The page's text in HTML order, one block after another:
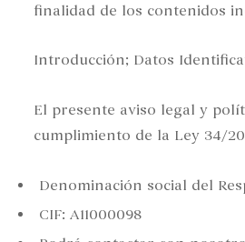
finalidad de los contenidos
Introducción; Datos
El presente aviso legal y
cumplimiento de la Ley 34/
Denominación social del
CIF: A11000098